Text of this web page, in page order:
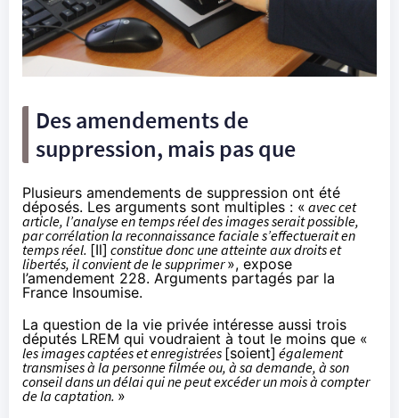
Des amendements de
suppression, mais pas que
Plusieurs amendements de suppression ont été
déposés. Les arguments sont multiples : « avec cet
article, l’analyse en temps réel des images serait possible,
par corrélation la reconnaissance faciale s’effectuerait en
temps réel. [Il] constitue donc une atteinte aux droits et
libertés, il convient de le supprimer», expose
l’amendement 228. Arguments partagés par la
France Insoumise.
La question de la vie privée intéresse aussi trois
députés LREM qui voudraient à tout le moins que «
les images captées et enregistrées [soient] également
transmises à la personne filmée ou, à sa demande, à son
conseil dans un délai qui ne peut excéder un mois à compter
de la captation. »